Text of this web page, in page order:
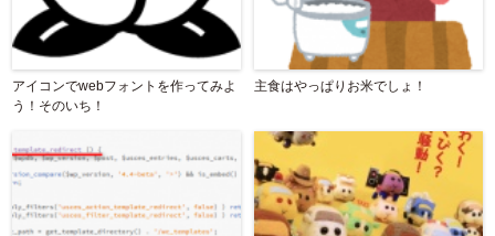
アイコンでwebフォントを作ってみよ
う！そのいち！
主食はやっぱりお米でしょ！